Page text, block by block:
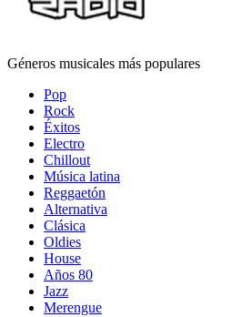
Géneros musicales más populares
Pop
Rock
Éxitos
Electro
Chillout
Música latina
Reggaetón
Alternativa
Clásica
Oldies
House
Años 80
Jazz
Merengue